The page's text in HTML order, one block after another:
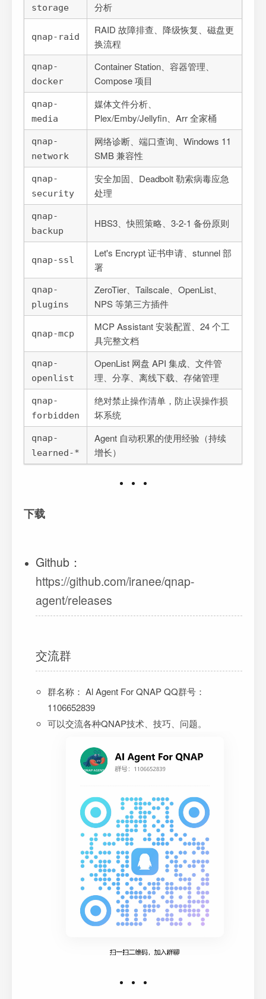
storage
分析
qnap-raid
RAID 故障排查、降级恢复、磁盘更
换流程
qnap-
docker
Container Station、容器管理、
Compose 项目
qnap-
media
媒体文件分析、
Plex/Emby/Jellyfin、Arr 全家桶
qnap-
network
网络诊断、端口查询、Windows 11
SMB 兼容性
qnap-
security
安全加固、Deadbolt 勒索病毒应急
处理
qnap-
backup
HBS3、快照策略、3-2-1 备份原则
qnap-ssl
Let's Encrypt 证书申请、stunnel 部
署
qnap-
plugins
ZeroTier、Tailscale、OpenList、
NPS 等第三方插件
qnap-mcp
MCP Assistant 安装配置、24 个工
具完整文档
qnap-
openlist
OpenList 网盘 API 集成、文件管
理、分享、离线下载、存储管理
qnap-
forbidden
绝对禁止操作清单，防止误操作损
坏系统
qnap-
learned-*
Agent 自动积累的使用经验（持续
增长）
下载
Github：
https://github.com/iranee/qnap-
agent/releases
交流群
群名称： Al Agent For QNAP QQ群号：
1106652839
可以交流各种QNAP技术、技巧、问题。